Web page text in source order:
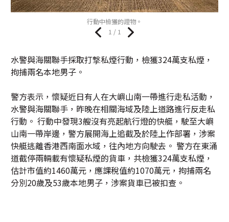
行動中檢獲的證物。
1 / 1
水警與海關聯手採取打撃私煙行動，檢獲324萬支私煙，
拘捕兩名本地男子。
警方表示，懷疑近日有人在大嶼山南一帶進行走私活動，
水警與海關聯手，昨晚在相關海域及陸上道路進行反走私
行動。 行動中發現3艘沒有亮起航行燈的快艇，駛至大嶼
山南一帶岸邊，警方展開海上追截及於陸上作部署，涉案
快艇逃離香港西南面水域，往內地方向駛去。 警方在東涌
道截停兩輛載有懷疑私煙的貨車，共檢獲324萬支私煙，
估計市值約1460萬元，應課稅值約1070萬元，拘捕兩名
分別20歲及53歲本地男子，涉案貨車已被扣查。